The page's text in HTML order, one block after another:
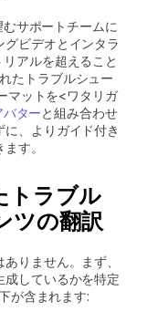
サポートチームに
グビデオとインタラ
アルを超えること
たトラブルシュー
マットを<ワタリガ
ターと組み合わせ
、よりガイド付き
す。
トラブル
ツの翻訳
りません。まず、
成しているかを特定
が含まれます: